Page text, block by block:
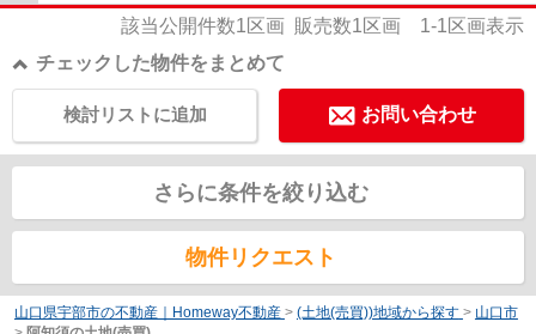
的な負担を減らすために、土地の購入価格は...
該当公開件数1区画 販売数1区画 1-1区画表示
チェックした物件をまとめて
お問い合わせ
検討リストに追加
さらに条件を絞り込む
物件リクエスト
山口県宇部市の不動産｜Homeway不動産 > (土地(売買))地域から探す > 山口市